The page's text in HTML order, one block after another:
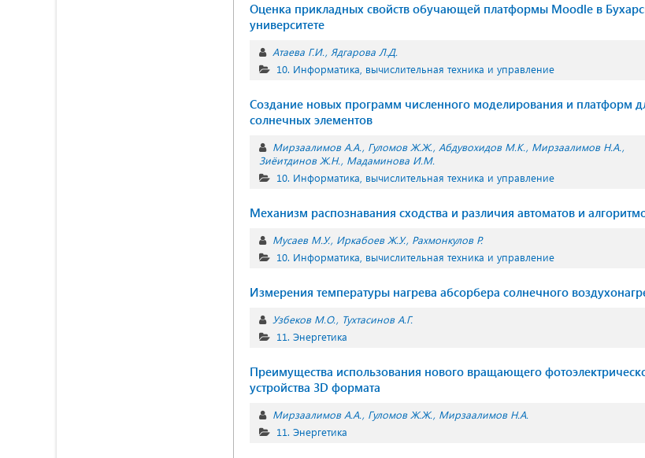
Оценка прикладных свойств обучающей платформы Moodle в
университете
Атаева Г.И. Ядгарова Л.Д.
10. Информатика, вычислительная техника и управление
Создание новых программ численного моделирования и платформ
солнечных элементов
Мирзаалимов А.А. Гуломов Ж.Ж. Абдувохидов М.К. Мирзаалимов Н.А.
Зиёитдинов Ж.Н. Мадаминова И.М.
10. Информатика, вычислительная техника и управление
Механизм распознавания сходства и различия автоматов и
Мусаев М.У. Иркабоев Ж.У. Рахмонкулов Р.
10. Информатика, вычислительная техника и управление
Измерения температуры нагрева абсорбера солнечного
Узбеков М.О. Тухтасинов А.Г.
11. Энергетика
Преимущества использования нового вращающего
устройства 3D формата
Мирзаалимов А.А. Гуломов Ж.Ж. Мирзаалимов Н.А.
11. Энергетика